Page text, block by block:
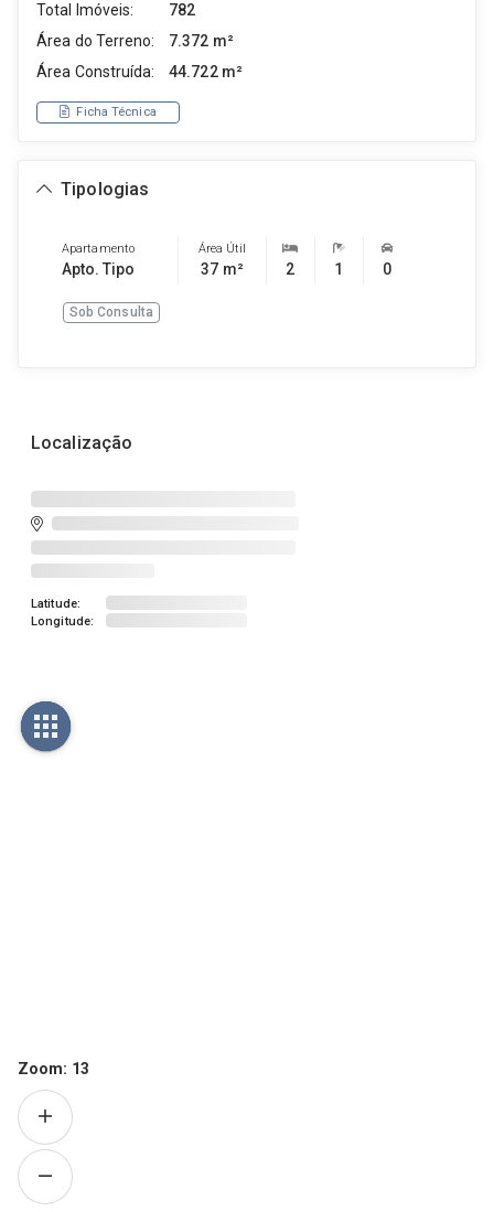
Total Imóveis:
782
Área do Terreno:
7.372 m²
Área Construída:
44.722 m²
Ficha Técnica
Tipologias
Apartamento
Apto. Tipo
Área Útil
37 m² 2 1 0
Sob Consulta
Localização
Latitude:
Longitude:
Zoom: 13